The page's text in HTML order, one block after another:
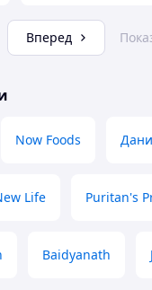
Вперед
Now Foods
Life Puritan's
Baidyanath